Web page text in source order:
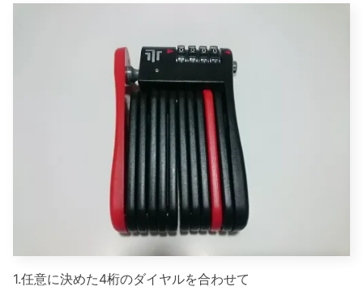
1.任意に決めた4桁のダイヤルを合わせて